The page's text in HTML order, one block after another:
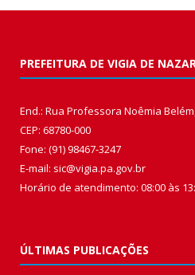
PREFEITURA DE VIGIA DE
End.: Rua Professora Noêmia
CEP: 68780-000
Fone: (91) 98467-3247
E-mail: sic@vigia.pa.gov.br
Horário de atendimento: 08:00 às
ÚLTIMAS PUBLICAÇÕES